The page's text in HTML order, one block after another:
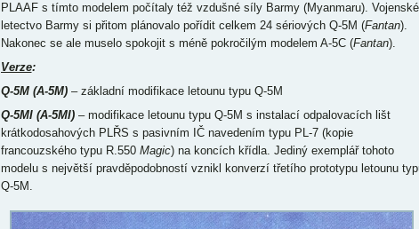
PLAAF s tímto modelem počítaly též vzdušné síly Barmy (Myanmaru). Vojenské
letectvo Barmy si přitom plánovalo pořídit celkem 24 sériových Q-5M (Fantan).
Nakonec se ale muselo spokojit s méně pokročilým modelem A-5C (Fantan).
Verze:
Q-5M (A-5M)– základní modifikace letounu typu Q-5M
Q-5MI (A-5MI)– modifikace letounu typu Q-5M s instalací odpalovacích lišt
krátkodosahových PLŘS s pasivním IČ navedením typu PL-7 (kopie
francouzského typu R.550 Magic) na koncích křídla. Jediný exemplář tohoto
modelu s největší pravděpodobností vznikl konverzí třetího prototypu letounu
Q-5M.